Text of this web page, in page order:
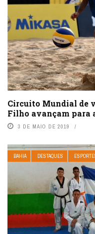
Circuito Mundial de
Filho avançam para
3 DE MAIO DE 2019
BAHIA DESTAQUES